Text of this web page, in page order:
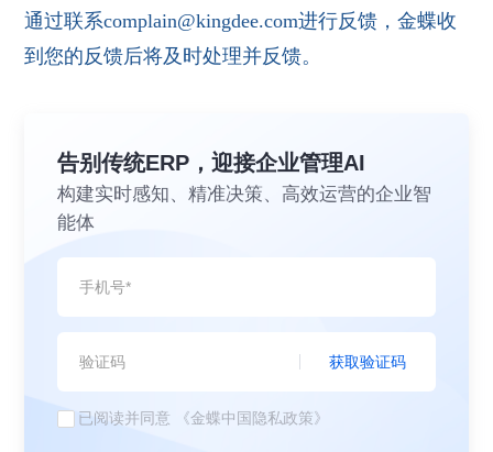
通过联系complain@kingdee.com进行反馈，金蝶收
到您的反馈后将及时处理并反馈。
告别传统ERP，迎接企业管理AI
构建实时感知、精准决策、高效运营的企业智
能体
获取验证码
已阅读并同意 《金蝶中国隐私政策》